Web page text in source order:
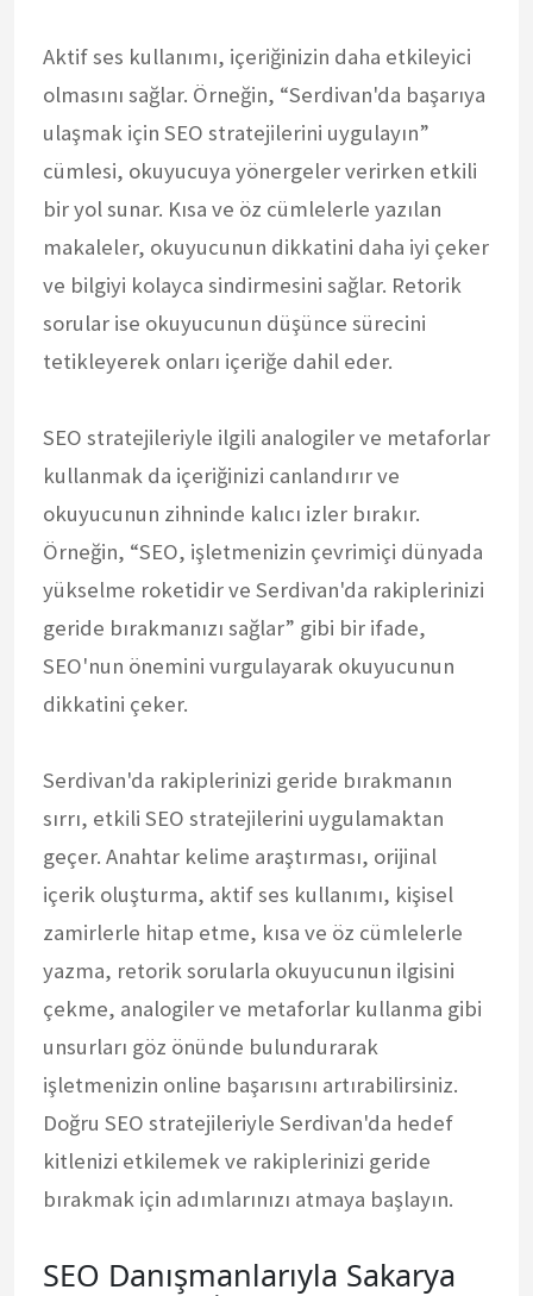
Aktif ses kullanımı, içeriğinizin daha etkileyici
olmasını sağlar. Örneğin, “Serdivan'da başarıya
ulaşmak için SEO stratejilerini uygulayın”
cümlesi, okuyucuya yönergeler verirken etkili
bir yol sunar. Kısa ve öz cümlelerle yazılan
makaleler, okuyucunun dikkatini daha iyi çeker
ve bilgiyi kolayca sindirmesini sağlar. Retorik
sorular ise okuyucunun düşünce sürecini
tetikleyerek onları içeriğe dahil eder.
SEO stratejileriyle ilgili analogiler ve metaforlar
kullanmak da içeriğinizi canlandırır ve
okuyucunun zihninde kalıcı izler bırakır.
Örneğin, “SEO, işletmenizin çevrimiçi dünyada
yükselme roketidir ve Serdivan'da rakiplerinizi
geride bırakmanızı sağlar” gibi bir ifade,
SEO'nun önemini vurgulayarak okuyucunun
dikkatini çeker.
Serdivan'da rakiplerinizi geride bırakmanın
sırrı, etkili SEO stratejilerini uygulamaktan
geçer. Anahtar kelime araştırması, orijinal
içerik oluşturma, aktif ses kullanımı, kişisel
zamirlerle hitap etme, kısa ve öz cümlelerle
yazma, retorik sorularla okuyucunun ilgisini
çekme, analogiler ve metaforlar kullanma gibi
unsurları göz önünde bulundurarak
işletmenizin online başarısını artırabilirsiniz.
Doğru SEO stratejileriyle Serdivan'da hedef
kitlenizi etkilemek ve rakiplerinizi geride
bırakmak için adımlarınızı atmaya başlayın.
SEO Danışmanlarıyla Sakarya